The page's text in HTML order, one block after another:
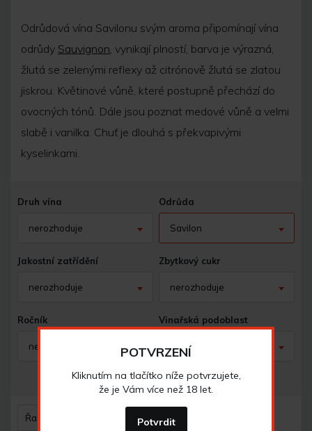
Odrůdová vína Savilonu svým aroma připomínají vína
odrůdy Sauvignon, vynikají plností, barva je výrazná,
žlutá se zelenými reflexy až citrónově žlutá se zlatou
jiskrou. Květinové vůně, které postupně přechází do
ovocných tónů. Dále jsou poznat medové vůně a velmi
slabě i vanilka. Chuť je dlouhá s překvapivými
kyselinkami.
Druh vína
nerozhoduje
Odrůda
Savilon
Jakostní zatřídění
nerozhoduje
Zbytkový cukr
nerozhoduje
Ročník
nerozhoduje
Vinařská podoblast
nerozhoduje
zrušit filtr
Řazení
POTVRZENÍ
Kliknutím na tlačítko níže potvrzujete,
že je Vám více než 18 let.
Potvrdit